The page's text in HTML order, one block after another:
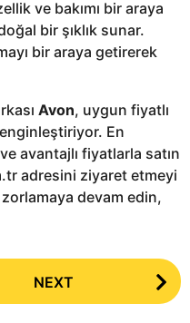
ve bakımı bir araya
bir şıklık sunar.
bir araya getirerek
Avon, uygun fiyatlı
En
avantajlı fiyatlarla satın
adresini ziyaret etmeyi
zorlamaya devam edin,
NEXT